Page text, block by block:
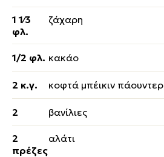
1 1⁄3
φλ.
ζάχαρη
1/2 φλ. κακάο
2 κ.γ. κοφτά μπέικιν πάουντερ
2 βανίλιες
2
πρέζες
αλάτι